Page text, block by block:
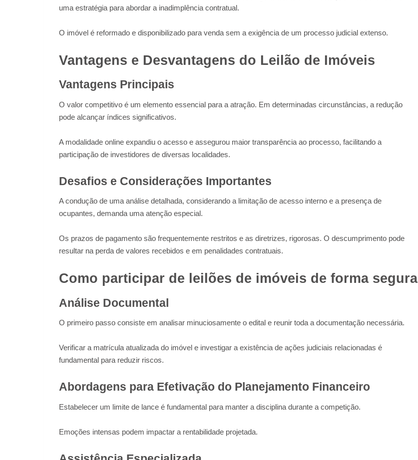
uma estratégia para abordar a inadimplência contratual.
O imóvel é reformado e disponibilizado para venda sem a exigência de um processo judicial extenso.
Vantagens e Desvantagens do Leilão de Imóveis
Vantagens Principais
O valor competitivo é um elemento essencial para a atração. Em determinadas circunstâncias, a redução
pode alcançar índices significativos.
A modalidade online expandiu o acesso e assegurou maior transparência ao processo, facilitando a
participação de investidores de diversas localidades.
Desafios e Considerações Importantes
A condução de uma análise detalhada, considerando a limitação de acesso interno e a presença de
ocupantes, demanda uma atenção especial.
Os prazos de pagamento são frequentemente restritos e as diretrizes, rigorosas. O descumprimento pode
resultar na perda de valores recebidos e em penalidades contratuais.
Como participar de leilões de imóveis de forma segura
Análise Documental
O primeiro passo consiste em analisar minuciosamente o edital e reunir toda a documentação necessária.
Verificar a matrícula atualizada do imóvel e investigar a existência de ações judiciais relacionadas é
fundamental para reduzir riscos.
Abordagens para Efetivação do Planejamento Financeiro
Estabelecer um limite de lance é fundamental para manter a disciplina durante a competição.
Emoções intensas podem impactar a rentabilidade projetada.